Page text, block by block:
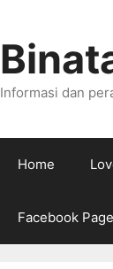
Informasi dan
Home
Facebook Page